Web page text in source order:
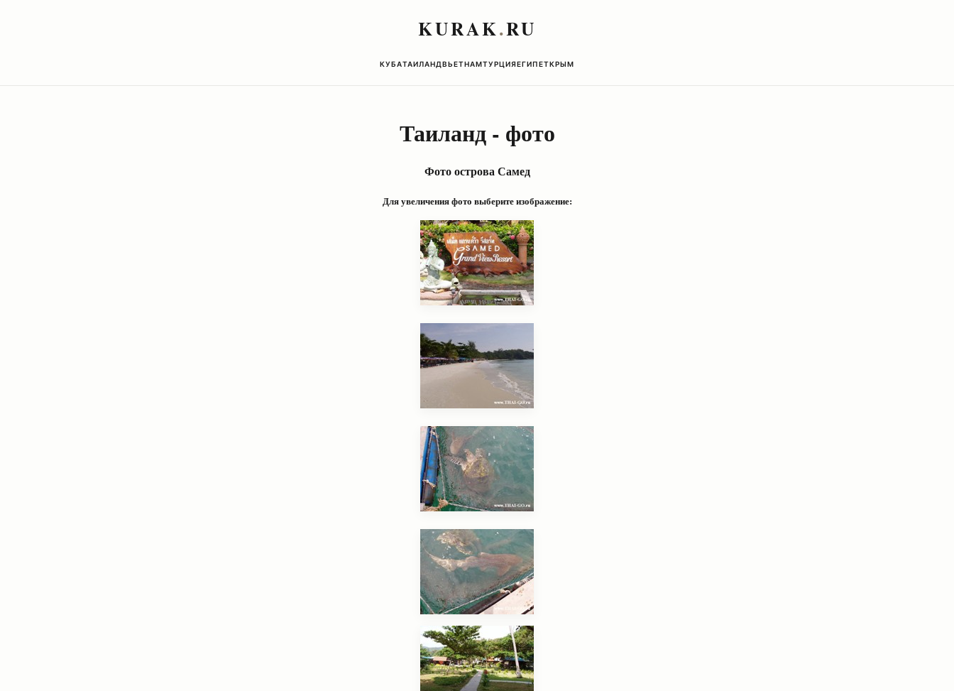
KURAK.RU
КУБАТАИЛАНДВЬЕТНАМТУРЦИЯЕГИПЕТКРЫМ
Таиланд - фото
Фото острова Самед
Для увеличения фото выберите изображение: